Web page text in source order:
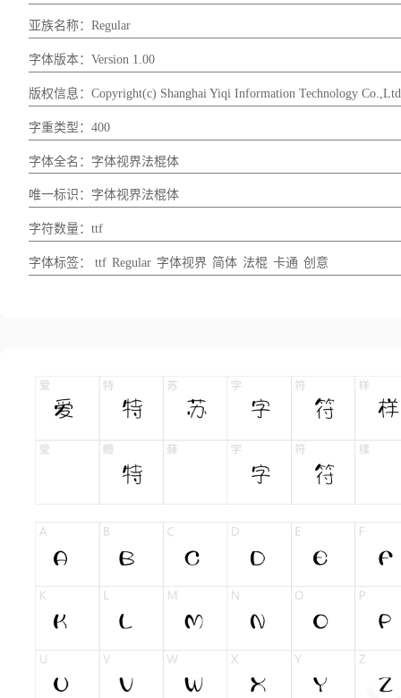
亚族名称：Regular
字体版本：Version 1.00
版权信息：Copyright(c) Shanghai Yiqi Information Technology Co.,Ltd
字重类型：400
字体全名：字体视界法棍体
唯一标识：字体视界法棍体
字符数量：ttf
字体标签： ttf Regular 字体视界 简体 法棍 卡通 创意